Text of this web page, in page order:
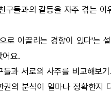
구들과의 갈등을 자주 겪는 이
로 이끌리는 경향이 있다'는
어요.
들과 서로의 사주를 비교해보
권의 분석이 얼마나 정확한지